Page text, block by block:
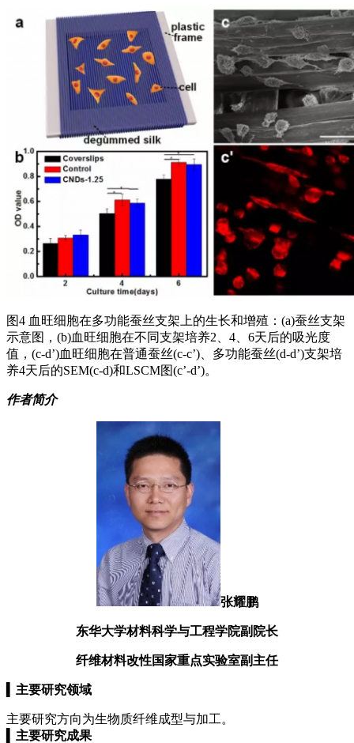
图4 血旺细胞在多功能蚕丝支架上的生长和增殖：(a)蚕丝支架
示意图，(b)血旺细胞在不同支架培养2、4、6天后的吸光度
值，(c-d’)血旺细胞在普通蚕丝(c-c’)、多功能蚕丝(d-d’)支架培
养4天后的SEM(c-d)和LSCM图(c’-d’)。
作者简介
张耀鹏
东华大学材料科学与工程学院副院长
纤维材料改性国家重点实验室副主任
主要研究领域
主要研究方向为生物质纤维成型与加工。
主要研究成果